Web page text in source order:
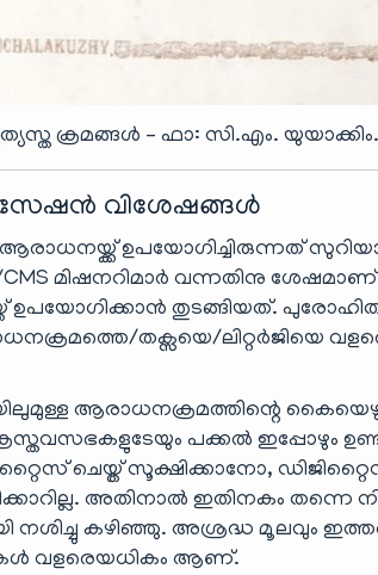
ക്രമങ്ങൾ – ഫാ: സി.എം. യുയാക്കിം.
വിശേഷങ്ങൾ
ഉപയോഗിച്ചിരുന്നത്
മിഷനറിമാർ വന്നതിനു
ഉപയോഗിക്കാൻ തുടങ്ങിയത്.
തക്സയെ/ലിറ്റർജിയെ
ആരാധനക്രമത്തിന്റെ
പക്കൽ ഇപ്പോഴും
ചെയ്ത് സൂക്ഷിക്കാനോ,
അതിനാൽ ഇതിനകം തന്നെ
നശിച്ചു കഴിഞ്ഞു. അശ്രദ്ധ മൂലവും
വളരെയധികം ആണ്.